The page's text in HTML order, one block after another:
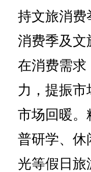
持文旅消费
消费季及文
在消费需求
力，提振
市场回暖。
普研学、休
光等假日